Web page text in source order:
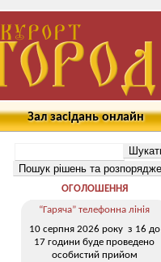
Зал засідань онлайн
ОГОЛОШЕННЯ
“Гаряча” телефонна лінія
10 серпня 2026 року з 16 до
17 години буде проведено
особистий прийом